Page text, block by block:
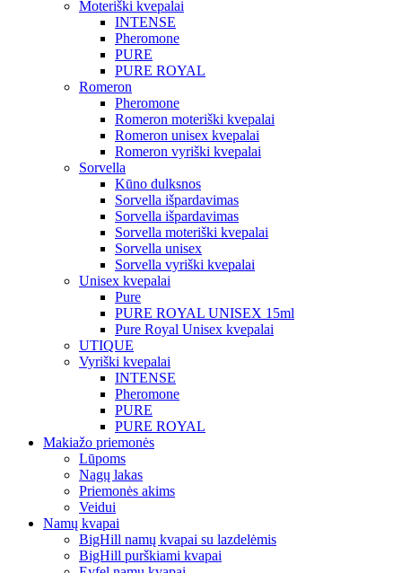
Moteriški kvepalai
INTENSE
Pheromone
PURE
PURE ROYAL
Romeron
Pheromone
Romeron moteriški kvepalai
Romeron unisex kvepalai
Romeron vyriški kvepalai
Sorvella
Kūno dulksnos
Sorvella išpardavimas
Sorvella išpardavimas
Sorvella moteriški kvepalai
Sorvella unisex
Sorvella vyriški kvepalai
Unisex kvepalai
Pure
PURE ROYAL UNISEX 15ml
Pure Royal Unisex kvepalai
UTIQUE
Vyriški kvepalai
INTENSE
Pheromone
PURE
PURE ROYAL
Makiažo priemonės
Lūpoms
Nagų lakas
Priemonės akims
Veidui
Namų kvapai
BigHill namų kvapai su lazdelėmis
BigHill purškiami kvapai